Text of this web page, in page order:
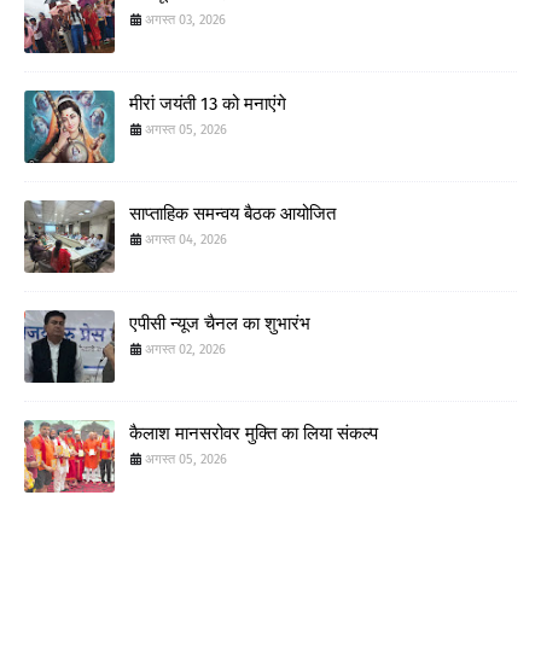
अगस्त 03, 2026
मीरां जयंती 13 को मनाएंगे
अगस्त 05, 2026
साप्ताहिक समन्वय बैठक आयोजित
अगस्त 04, 2026
एपीसी न्यूज चैनल का शुभारंभ
अगस्त 02, 2026
कैलाश मानसरोवर मुक्ति का लिया संकल्प
अगस्त 05, 2026